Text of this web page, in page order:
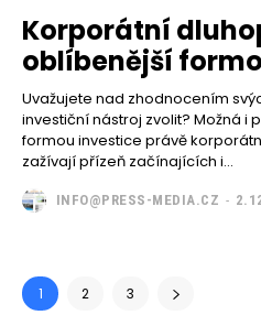
Korporátní
oblíbenější
Uvažujete nad zhodnocením
investiční nástroj zvolit? Možná i
formou investice právě
zažívají přízeň začínajících i...
INFO@PRESS-MEDIA.CZ -
1 2 3